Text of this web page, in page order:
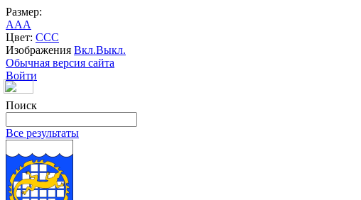
Размер:
AAA
Цвет: CCC
Изображения Вкл.Выкл.
Обычная версия сайта
Войти
Поиск
Все результаты